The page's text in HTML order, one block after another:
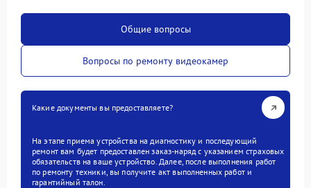
Общие вопросы
Вопросы по ремонту видеокамер
Какие документы вы предоставляете?
На этапе приема устройства на диагностику и последующий
ремонт вам будет предоставлен заказ-наряд с указанием страховых
обязательств на ваше устройство. Далее, после выполнения работ
по ремонту техники, вы получите акт выполненных работ и
гарантийный талон.